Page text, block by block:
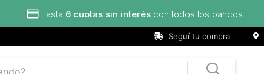
bancos
Seguí tu compra